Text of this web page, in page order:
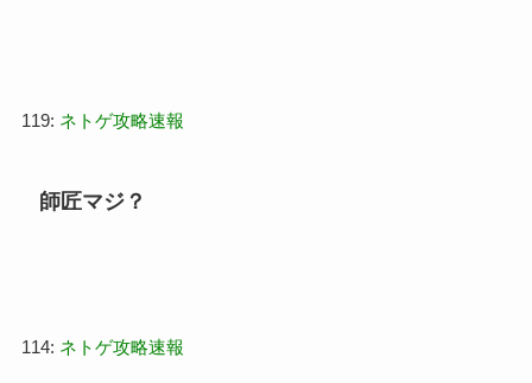
119: ネトゲ攻略速報
師匠マジ？
114: ネトゲ攻略速報